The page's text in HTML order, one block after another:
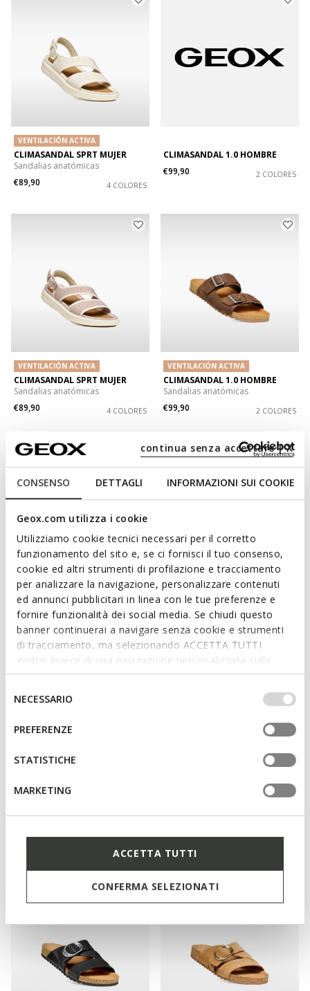
CONSENSO DETTAGLI INFORMAZIONI SUI COOKIE
Geox.com utilizza i cookie
Utilizziamo cookie tecnici necessari per il corretto
funzionamento del sito e, se ci fornisci il tuo consenso,
cookie ed altri strumenti di profilazione e tracciamento
per analizzare la navigazione, personalizzare contenuti
ed annunci pubblicitari in linea con le tue preferenze e
fornire funzionalità dei social media. Se chiudi questo
banner continuerai a navigare senza cookie e strumenti
di tracciamento, ma selezionando ACCETTA TUTTI
godrai invece di una navigazione personalizzata sulla
base dei tuoi gusti ed interessi. Selezionando
IMPOSTAZIONI potrai anche scegliere quali cookies ed
altri strumenti di tracciamento autorizzare. Per maggiori
informazioni o per modificare in qualsiasi momento le
tue impostazioni, visita la nostra
consenso
NECESSARIO
PREFERENZE
STATISTICHE
MARKETING
ACCETTA TUTTI
CONFERMA SELEZIONATI
continua senza accettare | X
VENTILACIÓN ACTIVA
CLIMASANDAL SPRT MUJER
Sandalias anatómicas
€89,90
4 COLORES
CLIMASANDAL 1.0 HOMBRE
€99,90
2 COLORES
VENTILACIÓN ACTIVA
CLIMASANDAL SPRT MUJER
Sandalias anatómicas
€89,90
4 COLORES
VENTILACIÓN ACTIVA
CLIMASANDAL 1.0 HOMBRE
Sandalias anatómicas
€99,90
2 COLORES
CLIMASANDAL SPRT MUJER
Sandalias anatómicas
€89,90
4 COLORES
CLIMASANDAL 1.0 HOMBRE
€99,90
1 COLOR
1 COLOR
€99,90